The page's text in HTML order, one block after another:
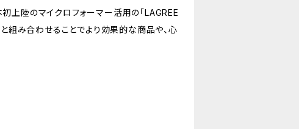
上陸のマイクロフォーマー活用の「LAGREE
組み合わせることでより効果的な商品や、心